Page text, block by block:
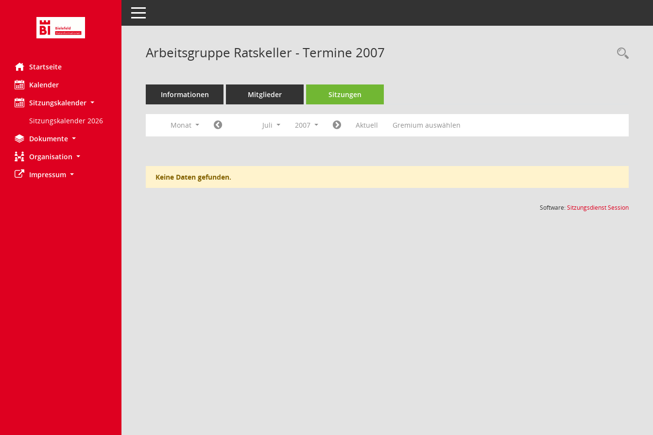
Startseite
Kalender
Sitzungskalender
Sitzungskalender 2026
Dokumente
Organisation
Impressum
Toggle navigation
Arbeitsgruppe Ratskeller - Termine 2007
Informationen Mitglieder Sitzungen
Monat Juli 2007 Aktuell Gremium auswählen
Keine Daten gefunden.
Software:SitzungsdienstSession(Wird in